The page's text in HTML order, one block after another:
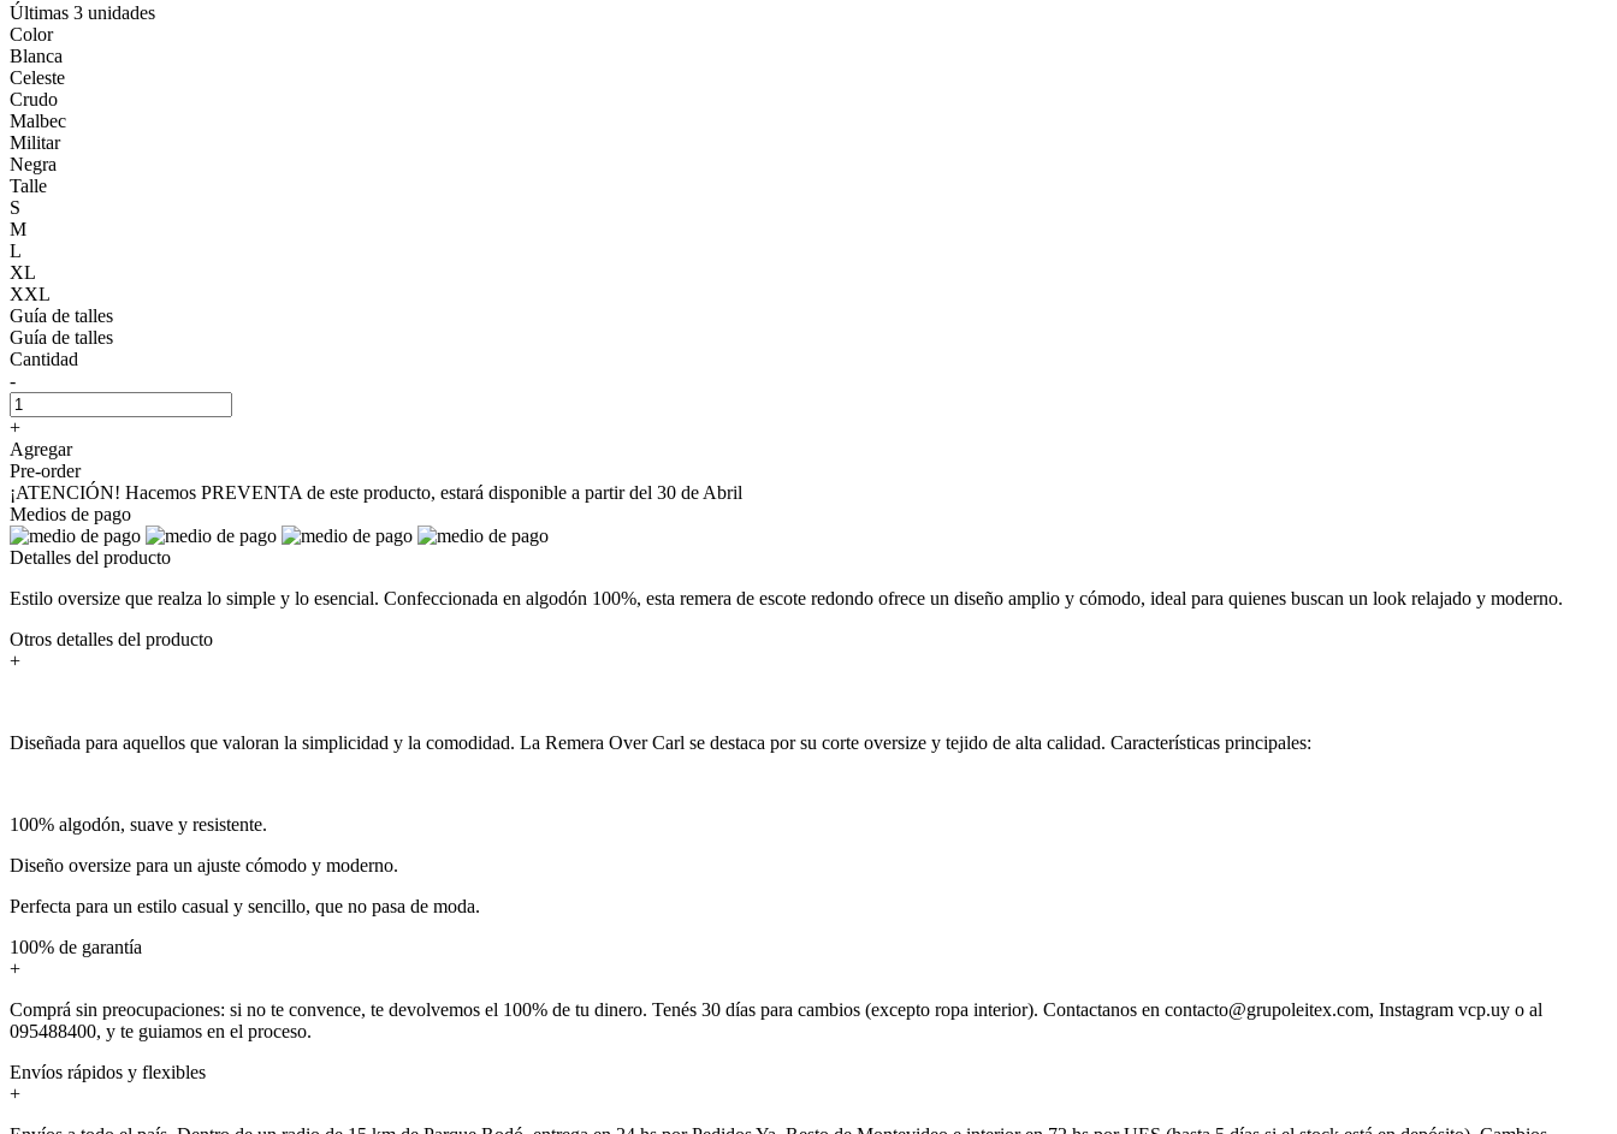
Últimas 3 unidades
Color
Blanca
Celeste
Crudo
Malbec
Militar
Negra
Talle
S
M
L
XL
XXL
Guía de talles
Guía de talles
Cantidad
-
+
Agregar
Pre-order
¡ATENCIÓN! Hacemos PREVENTA de este producto, estará disponible a partir del 30 de Abril
Medios de pago
Detalles del producto
Estilo oversize que realza lo simple y lo esencial. Confeccionada en algodón 100%, esta remera de escote redondo ofrece un diseño amplio y cómodo, ideal para quienes buscan un look relajado y moderno.
Otros detalles del producto
+
Diseñada para aquellos que valoran la simplicidad y la comodidad. La Remera Over Carl se destaca por su corte oversize y tejido de alta calidad. Características principales:
100% algodón, suave y resistente.
Diseño oversize para un ajuste cómodo y moderno.
Perfecta para un estilo casual y sencillo, que no pasa de moda.
100% de garantía
+
Comprá sin preocupaciones: si no te convence, te devolvemos el 100% de tu dinero. Tenés 30 días para cambios (excepto ropa interior). Contactanos en contacto@grupoleitex.com, Instagram vcp.uy o al
095488400, y te guiamos en el proceso.
Envíos rápidos y flexibles
+